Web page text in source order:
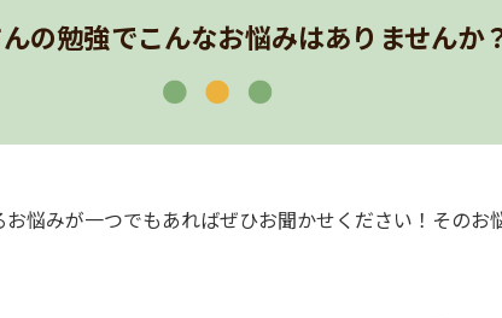
の勉強でこんなお悩みはありませんか
悩みが一つでもあればぜひお聞かせください！そのお